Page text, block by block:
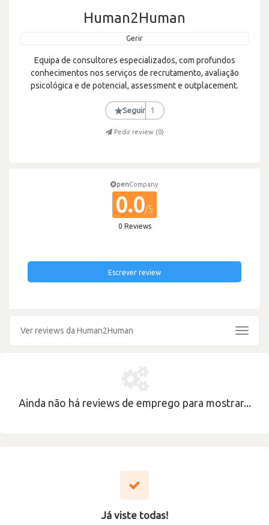
Human2Human
Gerir
Equipa de consultores especializados, com profundos
conhecimentos nos serviços de recrutamento, avaliação
psicológica e de potencial, assessment e outplacement.
★Seguir 1
Pedir review (0)
penCompany
0.0/5
0 Reviews
Escrever review
Ver reviews da Human2Human
Toggle
Ainda não há reviews de emprego para mostrar...
Já viste todas!